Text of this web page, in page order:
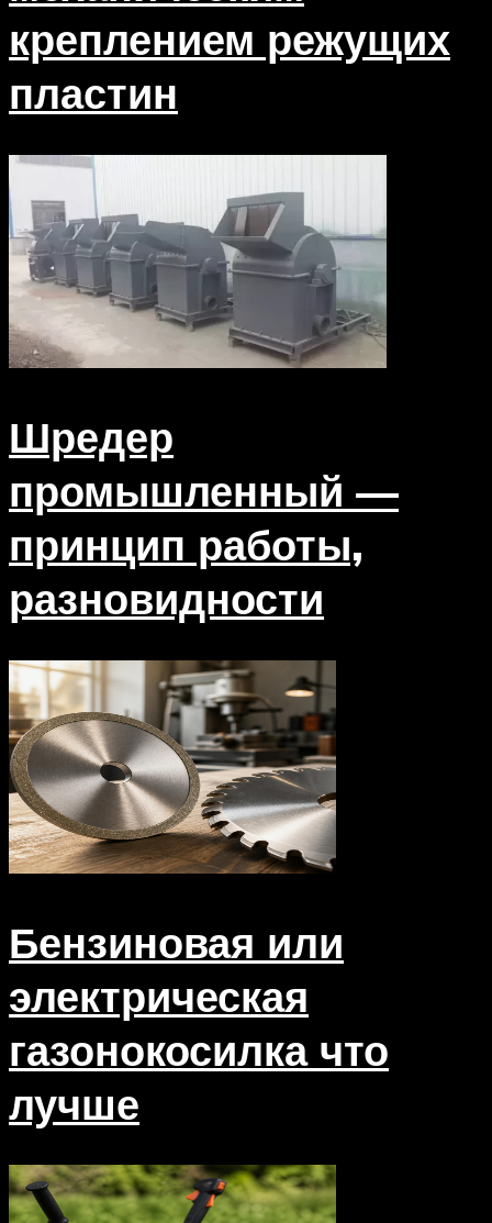
креплением режущих
пластин
Шредер
промышленный —
принцип работы,
разновидности
Бензиновая или
электрическая
газонокосилка что
лучше